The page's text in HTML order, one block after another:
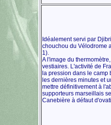
Idéalement servi par
chouchou du Vélodrome
1).
A l'image du
vestiaires. L'activité de
la pression dans le
les dernières minutes et
mettre définitivement à
supporteurs marseillais
Canebière à défaut